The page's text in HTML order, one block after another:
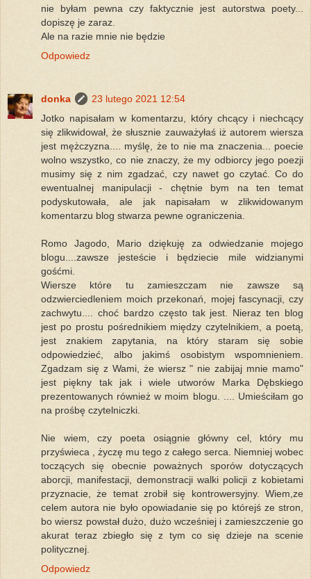
nie byłam pewna czy faktycznie jest autorstwa poety...
dopiszę je zaraz.
Ale na razie mnie nie będzie
Odpowiedz
donka
23 lutego 2021 12:54
Jotko napisałam w komentarzu, który chcący i niechcący
się zlikwidował, że słusznie zauważyłaś iż autorem wiersza
jest mężczyzna.... myślę, że to nie ma znaczenia... poecie
wolno wszystko, co nie znaczy, że my odbiorcy jego poezji
musimy się z nim zgadzać, czy nawet go czytać. Co do
ewentualnej manipulacji - chętnie bym na ten temat
podyskutowała, ale jak napisałam w zlikwidowanym
komentarzu blog stwarza pewne ograniczenia.
Romo Jagodo, Mario dziękuję za odwiedzanie mojego
blogu....zawsze jesteście i będziecie mile widzianymi
gośćmi.
Wiersze które tu zamieszczam nie zawsze są
odzwierciedleniem moich przekonań, mojej fascynacji, czy
zachwytu.... choć bardzo często tak jest. Nieraz ten blog
jest po prostu pośrednikiem między czytelnikiem, a poetą,
jest znakiem zapytania, na który staram się sobie
odpowiedzieć, albo jakimś osobistym wspomnieniem.
Zgadzam się z Wami, że wiersz " nie zabijaj mnie mamo"
jest piękny tak jak i wiele utworów Marka Dębskiego
prezentowanych również w moim blogu. .... Umieściłam go
na prośbę czytelniczki.
Nie wiem, czy poeta osiągnie główny cel, który mu
przyświeca , życzę mu tego z całego serca. Niemniej wobec
toczących się obecnie poważnych sporów dotyczących
aborcji, manifestacji, demonstracji walki policji z kobietami
przyznacie, że temat zrobił się kontrowersyjny. Wiem,ze
celem autora nie było opowiadanie się po którejś ze stron,
bo wiersz powstał dużo, dużo wcześniej i zamieszczenie go
akurat teraz zbiegło się z tym co się dzieje na scenie
politycznej.
Odpowiedz